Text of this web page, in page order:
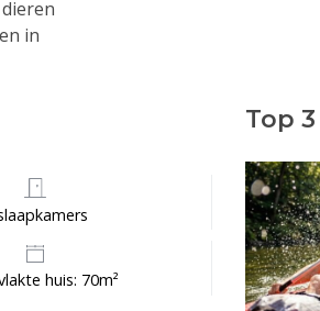
in
huis: 70m²
Top